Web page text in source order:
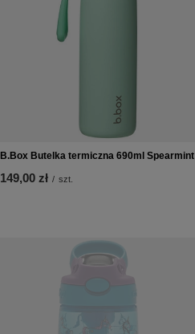
B.Box Butelka termiczna 690ml Spearmint
149,00 zł / szt.